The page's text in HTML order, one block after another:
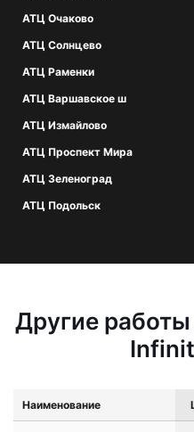
АТЦ Очаково
АТЦ Солнцево
АТЦ Раменки
АТЦ Варшавское ш
АТЦ Измайлово
АТЦ Проспект Мира
АТЦ Зеленоград
АТЦ Подольск
Другие
Наименование